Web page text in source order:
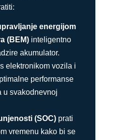
energijom
(BEM) inteligentno
akumulator.
elektronikom vozila i
performanse
u svakodnevnoj
(SOC) prati
vremenu kako bi se